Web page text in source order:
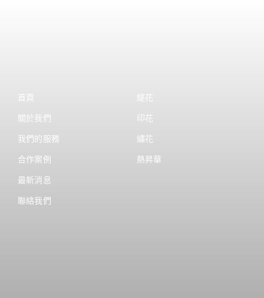
首頁
關於我們
我們的服務
合作案例
最新消息
聯絡我們
緹花
印花
繡花
熱昇華